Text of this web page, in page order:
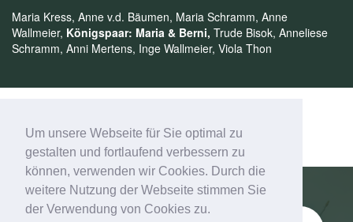
Um unsere Webseite für Sie optimal zu
gestalten und fortlaufend verbessern zu
können, verwenden wir Cookies. Durch die
weitere Nutzung der Webseite stimmen Sie
der Verwendung von Cookies zu.
Maria Kress, Anne v.d. Bäumen, Maria Schramm, Anne
Wallmeier, Königspaar: Maria & Berni, Trude Bisok, Anneliese
Schramm, Anni Mertens, Inge Wallmeier, Viola Thon
Schützenverein Esbeck e.V.